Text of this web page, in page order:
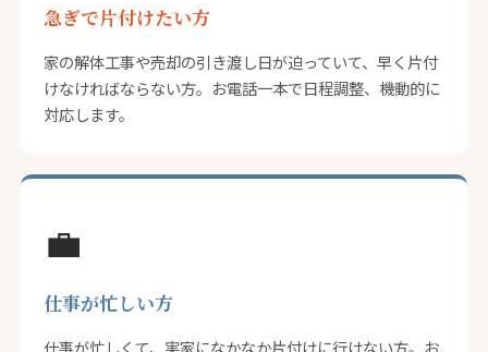
急ぎで片付けたい方
家の解体工事や売却の引き渡し日が迫っていて、早く片付
けなければならない方。お電話一本で日程調整、機動的に
対応します。
💼
仕事が忙しい方
仕事が忙しくて、実家になかなか片付けに行けない方。お